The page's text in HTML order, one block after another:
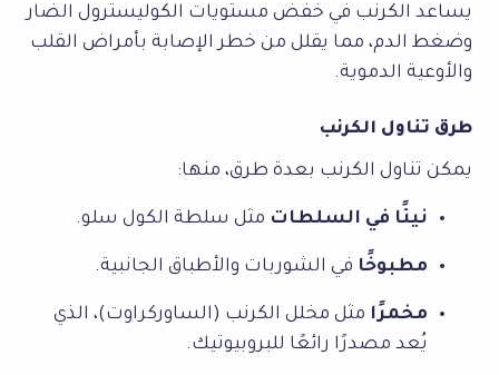
يساعد الكرنب في خفض مستويات الكوليسترول الضار
وضغط الدم، مما يقلل من خطر الإصابة بأمراض القلب
والأوعية الدموية.
طرق تناول الكرنب
يمكن تناول الكرنب بعدة طرق، منها:
نيئًا في السلطات مثل سلطة الكول سلو.
مطبوخًا في الشوربات والأطباق الجانبية.
مخمرًا مثل مخلل الكرنب (الساوركراوت)، الذي
يُعد مصدرًا رائعًا للبروبيوتيك.